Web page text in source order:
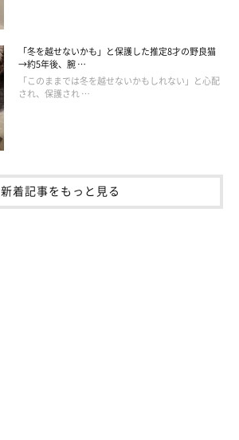
「冬を越せないかも」と保護した推定8才の野良猫
→約5年後、腕 …
「このままでは冬を越せないかもしれない」と心配
され、保護され …
新着記事をもっと見る